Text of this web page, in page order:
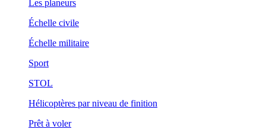
Les planeurs
Échelle civile
Échelle militaire
Sport
STOL
Hélicoptères par niveau de finition
Prêt à voler